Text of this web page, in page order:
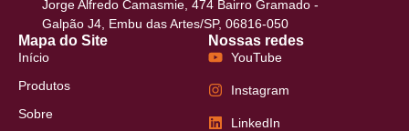
Jorge Alfredo Camasmie, 474 Bairro Gramado -
Galpão J4, Embu das Artes/SP, 06816-050
Mapa do Site
Início
Produtos
Sobre
Nossas redes
YouTube
Instagram
LinkedIn